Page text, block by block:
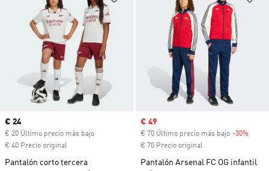
Precio actual
€ 24
€ 20 Último precio más bajo
€ 40 Precio original
Pantalón corto tercera
Precio de venta
€ 49
€ 70 Último precio más bajo -30%
€ 70 Precio original
Pantalón Arsenal FC OG infantil